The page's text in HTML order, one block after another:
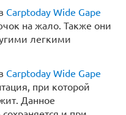
Carptoday Wide Gape
на жало. Также они
легкими
Carptoday Wide Gape
при которой
Данное